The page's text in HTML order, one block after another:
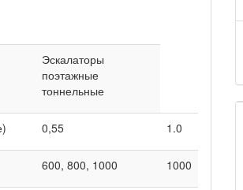
Эскалаторы
поэтажные
тоннельные
0,55 1.0
600, 800, 1000 1000